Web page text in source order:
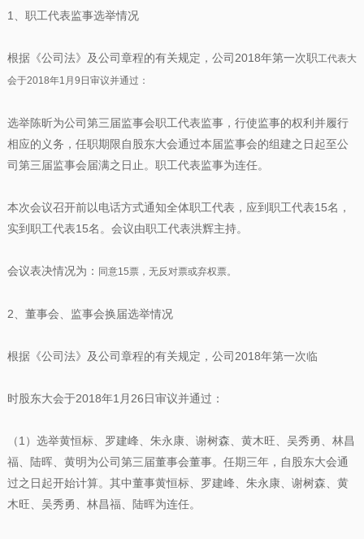
1、职工代表监事选举情况
根据《公司法》及公司章程的有关规定，公司2018年第一次职工代表大
会于2018年1月9日审议并通过：
选举陈昕为公司第三届监事会职工代表监事，行使监事的权利并履行
相应的义务，任职期限自股东大会通过本届监事会的组建之日起至公
司第三届监事会届满之日止。职工代表监事为连任。
本次会议召开前以电话方式通知全体职工代表，应到职工代表15名，
实到职工代表15名。会议由职工代表洪辉主持。
会议表决情况为： 同意15票，无反对票或弃权票。
2、董事会、监事会换届选举情况
根据《公司法》及公司章程的有关规定，公司2018年第一次临
时股东大会于2018年1月26日审议并通过：
（1）选举黄恒标、罗建峰、朱永康、谢树森、黄木旺、吴秀勇、林昌
福、陆晖、黄明为公司第三届董事会董事。任期三年，自股东大会通
过之日起开始计算。其中董事黄恒标、罗建峰、朱永康、谢树森、黄
木旺、吴秀勇、林昌福、陆晖为连任。